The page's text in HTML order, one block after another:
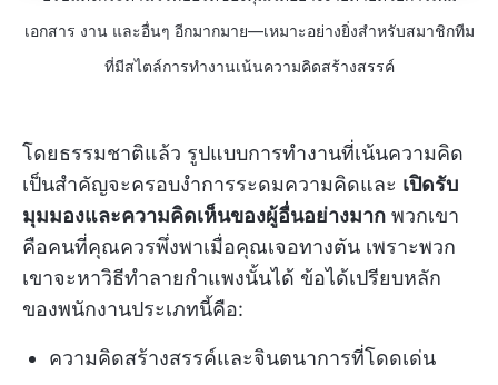
เอกสาร งาน และอื่นๆ อีกมากมาย—เหมาะอย่างยิ่งสำหรับสมาชิกทีม
ที่มีสไตล์การทำงานเน้นความคิดสร้างสรรค์
โดยธรรมชาติแล้ว รูปแบบการทำงานที่เน้นความคิด
เป็นสำคัญจะครอบงำการระดมความคิดและ เปิดรับ
มุมมองและความคิดเห็นของผู้อื่นอย่างมาก พวกเขา
คือคนที่คุณควรพึ่งพาเมื่อคุณเจอทางตัน เพราะพวก
เขาจะหาวิธีทำลายกำแพงนั้นได้ ข้อได้เปรียบหลัก
ของพนักงานประเภทนี้คือ:
ความคิดสร้างสรรค์และจินตนาการที่โดดเด่น